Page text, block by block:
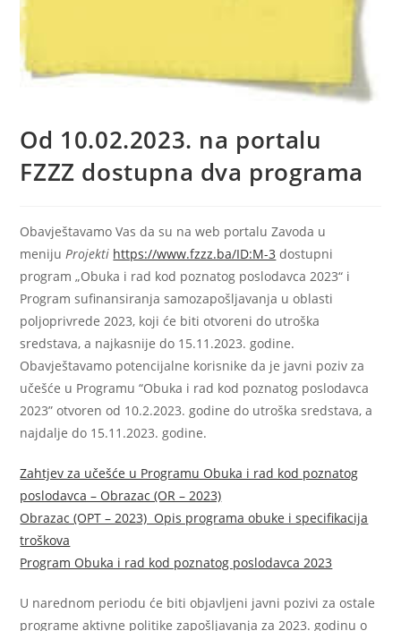
Od 10.02.2023. na portalu
FZZZ dostupna dva programa
Obavještavamo Vas da su na web portalu Zavoda u
meniju Projekti https://www.fzzz.ba/ID:M-3 dostupni
program „Obuka i rad kod poznatog poslodavca 2023“ i
Program sufinansiranja samozapošljavanja u oblasti
poljoprivrede 2023, koji će biti otvoreni do utroška
sredstava, a najkasnije do 15.11.2023. godine.
Obavještavamo potencijalne korisnike da je javni poziv za
učešće u Programu “Obuka i rad kod poznatog poslodavca
2023” otvoren od 10.2.2023. godine do utroška sredstava, a
najdalje do 15.11.2023. godine.
Zahtjev za učešće u Programu Obuka i rad kod poznatog
poslodavca – Obrazac (OR – 2023)
Obrazac (OPT – 2023) Opis programa obuke i specifikacija
troškova
Program Obuka i rad kod poznatog poslodavca 2023
U narednom periodu će biti objavljeni javni pozivi za ostale
programe aktivne politike zapošljavanja za 2023. godinu o